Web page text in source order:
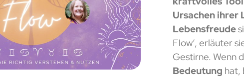
Ursachen ihrer
Lebensfreude
Flow’, erläuter
Gestirne. Wenn
Bedeutung hat,